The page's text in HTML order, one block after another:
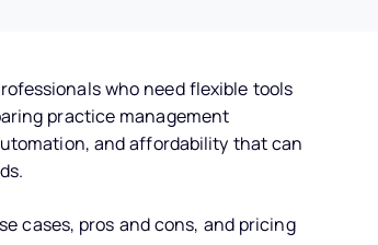
who need flexible tools
practice management
and affordability that can
cases, pros and cons, and pricing